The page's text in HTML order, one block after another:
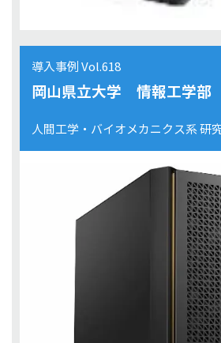
導入事例 Vol.618
岡山県立大学 情報工学部
人間工学・バイオメカニクス系 研